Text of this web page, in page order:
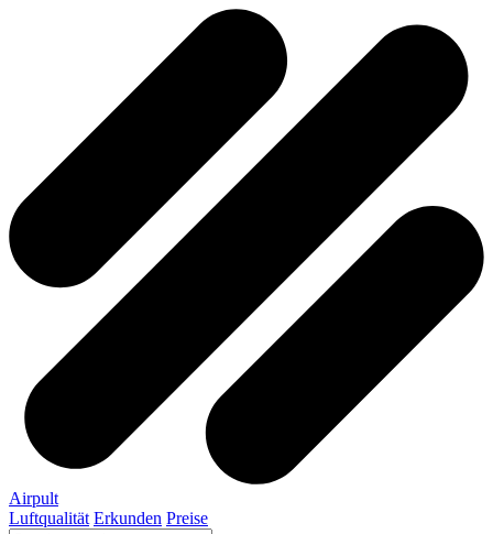
Airpult
Luftqualität Erkunden Preise